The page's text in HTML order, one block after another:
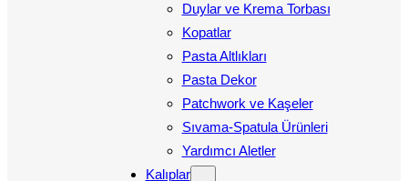
Duylar ve Krema Torbası
Kopatlar
Pasta Altlıkları
Pasta Dekor
Patchwork ve Kaşeler
Sıvama-Spatula Ürünleri
Yardımcı Aletler
Kalıplar